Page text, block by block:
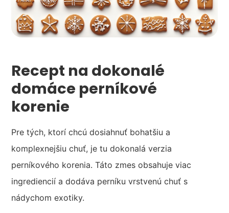
Recept na dokonalé
domáce perníkové
korenie
Pre tých, ktorí chcú dosiahnuť bohatšiu a
komplexnejšiu chuť, je tu dokonalá verzia
perníkového korenia. Táto zmes obsahuje viac
ingrediencií a dodáva perníku vrstvenú chuť s
nádychom exotiky.